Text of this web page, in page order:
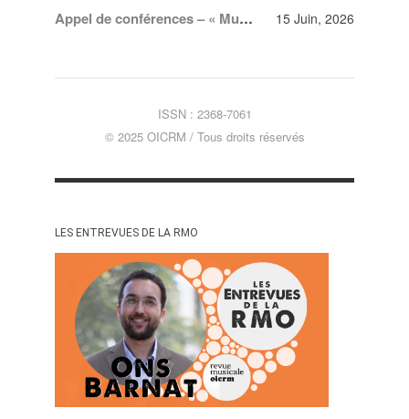
Appel de conférences – « Musique, invisibilités, vulnérabilités et participation politique » – 30 juin 2026 15 Juin, 2026
ISSN : 2368-7061
© 2025 OICRM / Tous droits réservés
LES ENTREVUES DE LA RMO